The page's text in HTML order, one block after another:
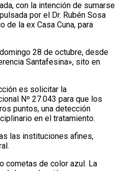
con la intención de sumarse
por el Dr. Rubén Sosa
de la ex Casa Cuna, para
28 de octubre, desde
Santafesina», sito en
es solicitar la
Nº 27.043 para que los
puntos, una detección
en el tratamiento.
las instituciones afines,
cometas de color azul. La